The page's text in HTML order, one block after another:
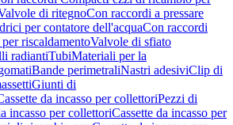
di ritegnoCon raccordi a pressare
per contatore dell'acquaCon raccordi
riscaldamentoValvole di sfiato
radiantiTubiMateriali per la
Bande perimetraliNastri adesiviClip di
Giunti di
da incasso per collettoriPezzi di
incasso per collettoriCassette da incasso per